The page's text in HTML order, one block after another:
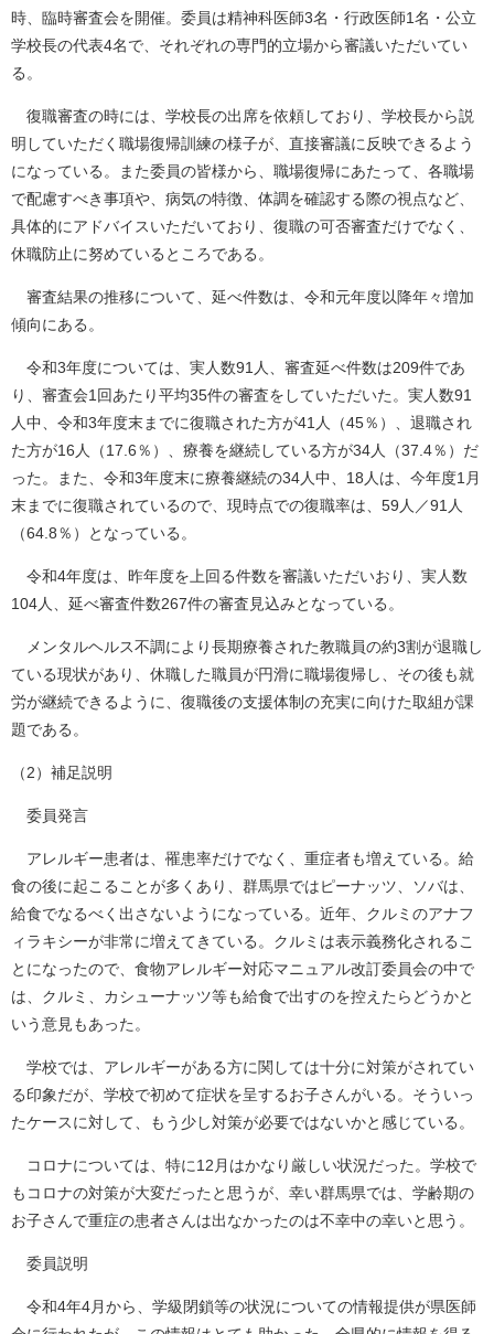
時、臨時審査会を開催。委員は精神科医師3名・行政医師1名・公立
学校長の代表4名で、それぞれの専門的立場から審議いただいてい
る。
復職審査の時には、学校長の出席を依頼しており、学校長から説
明していただく職場復帰訓練の様子が、直接審議に反映できるよう
になっている。また委員の皆様から、職場復帰にあたって、各職場
で配慮すべき事項や、病気の特徴、体調を確認する際の視点など、
具体的にアドバイスいただいており、復職の可否審査だけでなく、
休職防止に努めているところである。
審査結果の推移について、延べ件数は、令和元年度以降年々増加
傾向にある。
令和3年度については、実人数91人、審査延べ件数は209件であ
り、審査会1回あたり平均35件の審査をしていただいた。実人数91
人中、令和3年度末までに復職された方が41人（45％）、退職され
た方が16人（17.6％）、療養を継続している方が34人（37.4％）だ
った。また、令和3年度末に療養継続の34人中、18人は、今年度1月
末までに復職されているので、現時点での復職率は、59人／91人
（64.8％）となっている。
令和4年度は、昨年度を上回る件数を審議いただいおり、実人数
104人、延べ審査件数267件の審査見込みとなっている。
メンタルヘルス不調により長期療養された教職員の約3割が退職し
ている現状があり、休職した職員が円滑に職場復帰し、その後も就
労が継続できるように、復職後の支援体制の充実に向けた取組が課
題である。
（2）補足説明
委員発言
アレルギー患者は、罹患率だけでなく、重症者も増えている。給
食の後に起こることが多くあり、群馬県ではピーナッツ、ソバは、
給食でなるべく出さないようになっている。近年、クルミのアナフ
ィラキシーが非常に増えてきている。クルミは表示義務化されるこ
とになったので、食物アレルギー対応マニュアル改訂委員会の中で
は、クルミ、カシューナッツ等も給食で出すのを控えたらどうかと
いう意見もあった。
学校では、アレルギーがある方に関しては十分に対策がされてい
る印象だが、学校で初めて症状を呈するお子さんがいる。そういっ
たケースに対して、もう少し対策が必要ではないかと感じている。
コロナについては、特に12月はかなり厳しい状況だった。学校で
もコロナの対策が大変だったと思うが、幸い群馬県では、学齢期の
お子さんで重症の患者さんは出なかったのは不幸中の幸いと思う。
委員説明
令和4年4月から、学級閉鎖等の状況についての情報提供が県医師